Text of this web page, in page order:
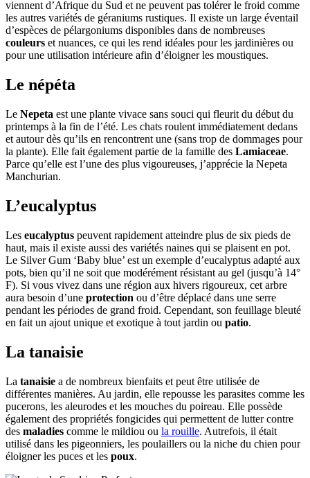
viennent d’Afrique du Sud et ne peuvent pas tolérer le froid comme
les autres variétés de géraniums rustiques. Il existe un large éventail
d’espèces de pélargoniums disponibles dans de nombreuses
couleurs et nuances, ce qui les rend idéales pour les jardinières ou
pour une utilisation intérieure afin d’éloigner les moustiques.
Le népéta
Le Nepeta est une plante vivace sans souci qui fleurit du début du
printemps à la fin de l’été. Les chats roulent immédiatement dedans
et autour dès qu’ils en rencontrent une (sans trop de dommages pour
la plante). Elle fait également partie de la famille des Lamiaceae.
Parce qu’elle est l’une des plus vigoureuses, j’apprécie la Nepeta
Manchurian.
L’eucalyptus
Les eucalyptus peuvent rapidement atteindre plus de six pieds de
haut, mais il existe aussi des variétés naines qui se plaisent en pot.
Le Silver Gum ‘Baby blue’ est un exemple d’eucalyptus adapté aux
pots, bien qu’il ne soit que modérément résistant au gel (jusqu’à 14°
F). Si vous vivez dans une région aux hivers rigoureux, cet arbre
aura besoin d’une protection ou d’être déplacé dans une serre
pendant les périodes de grand froid. Cependant, son feuillage bleuté
en fait un ajout unique et exotique à tout jardin ou patio.
La tanaisie
La tanaisie a de nombreux bienfaits et peut être utilisée de
différentes manières. Au jardin, elle repousse les parasites comme les
pucerons, les aleurodes et les mouches du poireau. Elle possède
également des propriétés fongicides qui permettent de lutter contre
des maladies comme le mildiou ou la rouille. Autrefois, il était
utilisé dans les pigeonniers, les poulaillers ou la niche du chien pour
éloigner les puces et les poux.